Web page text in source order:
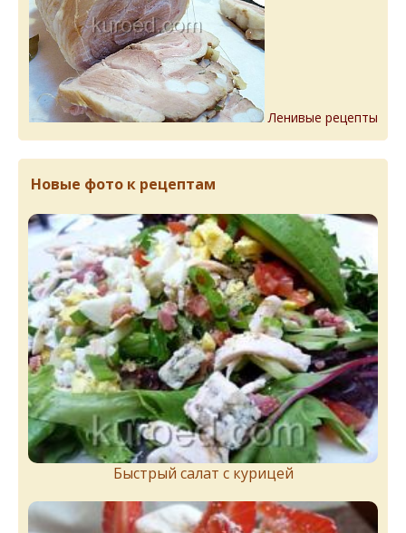
Ленивые рецепты
Новые фото к рецептам
Быстрый салат с курицей